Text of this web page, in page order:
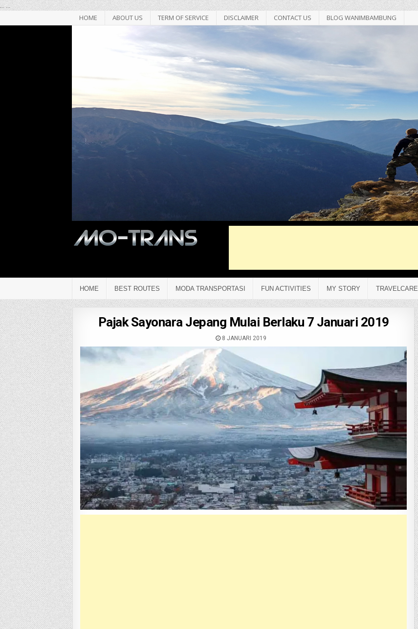
......
HOME ABOUT US TERM OF SERVICE DISCLAIMER CONTACT US BLOG WANIMBAMBUNG
HOME BEST ROUTES MODA TRANSPORTASI FUN ACTIVITIES MY STORY TRAVELCARE
Pajak Sayonara Jepang Mulai Berlaku 7 Januari 2019
8 JANUARI 2019